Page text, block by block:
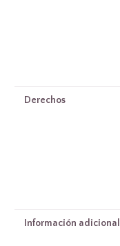
Derechos
Información adicional